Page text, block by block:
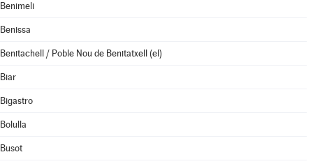
Benimeli
Benissa
Benitachell / Poble Nou de Benitatxell (el)
Biar
Bigastro
Bolulla
Busot